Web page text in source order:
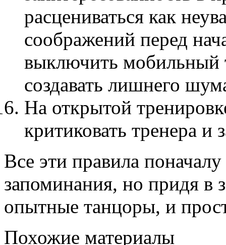
расцениваться как
соображений перед
выключить мобильный
создавать лишнего
На открытой
критиковать тренера
Все эти правила
запоминания, но придя в
опытные танцоры, и
Похожие материалы